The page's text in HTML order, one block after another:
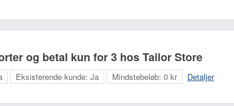
og betal kun for 3 hos Tailor Store
Eksisterende kunde: Ja Mindstebeløb: 0 kr Detaljer